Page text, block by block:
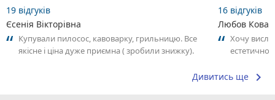
19 відгуків
Єсенія Вікторівна
Купували пилосос, кавоварку, грильницю. Все
якісне і ціна дуже приємна ( зробили знижку).
16 відгуків
Любов
Хочу
справжнє...
Дивитись ще keyboard_arrow_right